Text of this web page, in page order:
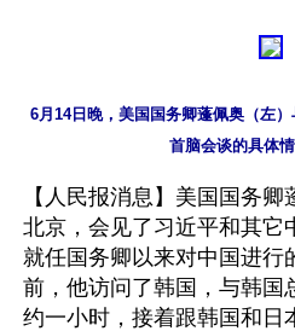
6月14日晚，美国国务卿蓬佩奥（左
【人民报消息】美国国务
北京，会见了习近平和其它
就任国务卿以来对中国进行
前，他访问了韩国，与韩国
约一小时，接着跟韩国和日